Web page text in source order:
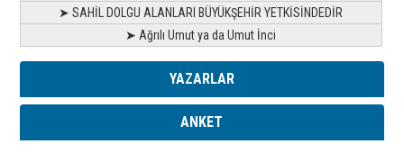
➤ SAHİL DOLGU ALANLARI BÜYÜKŞEHİR YETKİSİNDEDİR
➤ Ağrılı Umut ya da Umut İnci
YAZARLAR
ANKET